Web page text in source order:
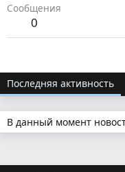
Сообщения
0
Последняя активность
В данный момент